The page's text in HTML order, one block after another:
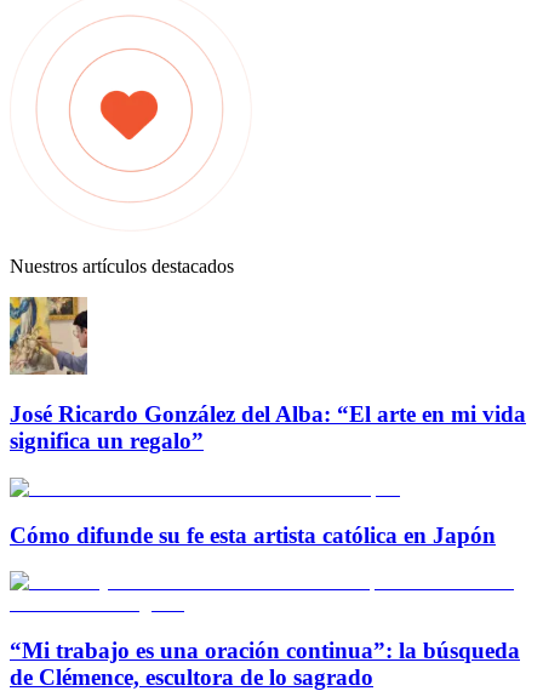
Nuestros artículos destacados
José Ricardo González del Alba: “El arte en mi vida
significa un regalo”
Cómo difunde su fe esta artista católica en Japón
“Mi trabajo es una oración continua”: la búsqueda
de Clémence, escultora de lo sagrado